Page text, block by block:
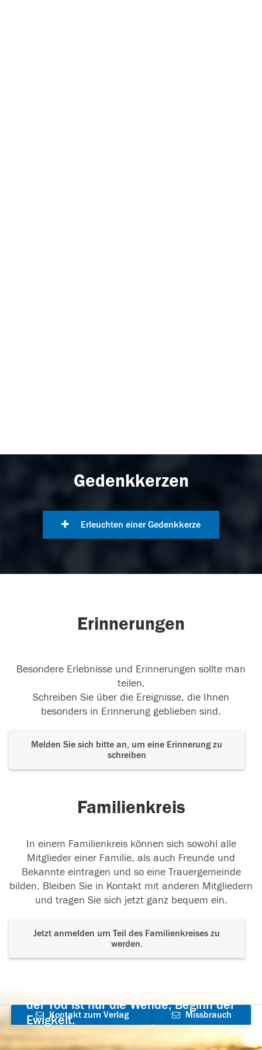
Gedenkkerzen
Erleuchten einer Gedenkkerze
Erinnerungen
Besondere Erlebnisse und Erinnerungen sollte man
teilen.
Schreiben Sie über die Ereignisse, die Ihnen
besonders in Erinnerung geblieben sind.
Melden Sie sich bitte an, um eine Erinnerung zu
schreiben
Familienkreis
In einem Familienkreis können sich sowohl alle
Mitglieder einer Familie, als auch Freunde und
Bekannte eintragen und so eine Trauergemeinde
bilden. Bleiben Sie in Kontakt mit anderen Mitgliedern
und tragen Sie sich jetzt ganz bequem ein.
Jetzt anmelden um Teil des Familienkreises zu
werden.
der Tod ist nur die Wende, Beginn der
Ewigkeit.
Kontakt zum Verlag
aufnehmen
Missbrauch